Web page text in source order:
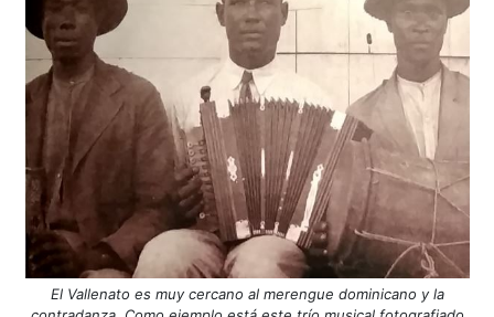
El Vallenato es muy cercano al merengue dominicano y la